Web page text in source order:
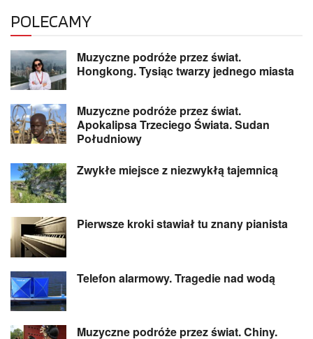
POLECAMY
Muzyczne podróże przez świat.
Hongkong. Tysiąc twarzy jednego miasta
Muzyczne podróże przez świat.
Apokalipsa Trzeciego Świata. Sudan
Południowy
Zwykłe miejsce z niezwykłą tajemnicą
Pierwsze kroki stawiał tu znany pianista
Telefon alarmowy. Tragedie nad wodą
Muzyczne podróże przez świat. Chiny.